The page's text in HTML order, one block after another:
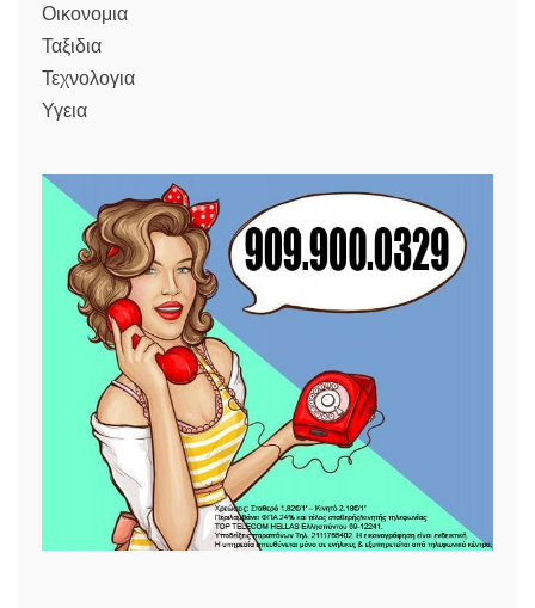
Οικονομια
Ταξιδια
Τεχνολογια
Υγεια